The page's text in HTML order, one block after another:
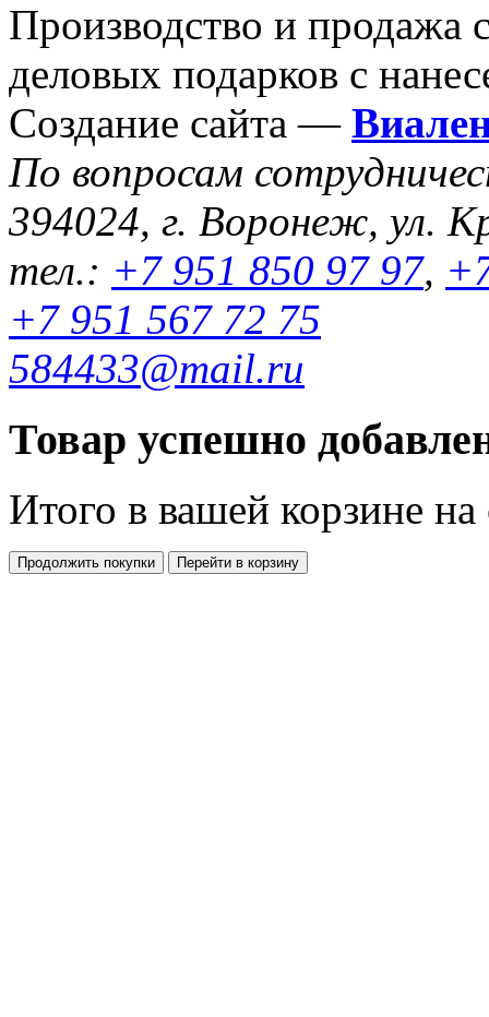
Производство и продажа
деловых подарков с
Создание сайта —
По вопросам
394024, г. Воронеж, ул.
тел.: +7 951 850 97 97,
+7 951 567 72 75
584433@mail.ru
Товар успешно
Итого в вашей корзине
Продолжить покупки Перейти в корзину